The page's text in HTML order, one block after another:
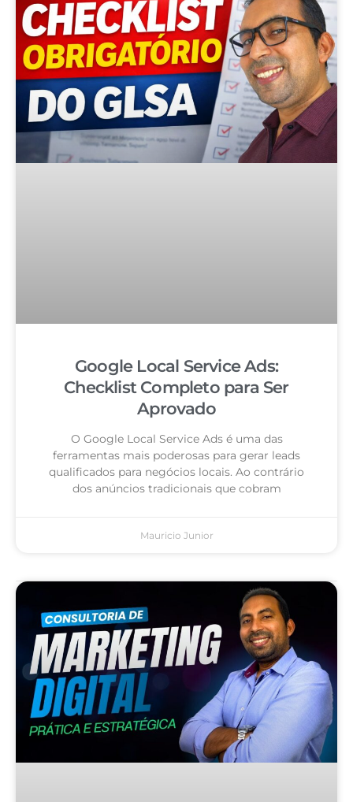
Google Local Service Ads:
Checklist Completo para Ser
Aprovado
O Google Local Service Ads é uma das
ferramentas mais poderosas para gerar leads
qualificados para negócios locais. Ao contrário
dos anúncios tradicionais que cobram
Mauricio Junior